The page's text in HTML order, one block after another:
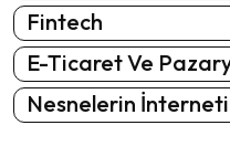
Fintech
E-Ticaret Ve
Nesnelerin